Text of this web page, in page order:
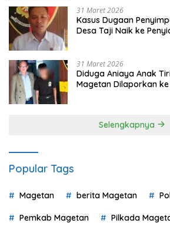
31 Maret 2026
Kasus Dugaan
Desa Taji Naik ke
31 Maret 2026
Diduga Aniaya Anak
Magetan Dilaporkan ke
Selengkapnya
Popular Tags
Magetan berita Magetan
Pemkab Magetan Pilkada